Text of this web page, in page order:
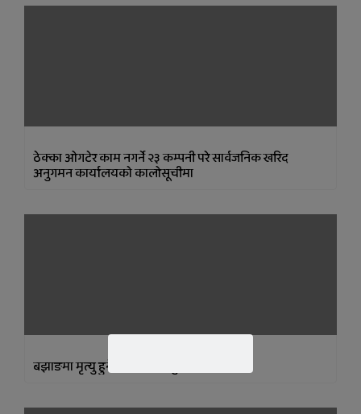
ठेक्का ओगटेर काम नगर्ने २३ कम्पनी परे सार्वजनिक खरिद
अनुगमन कार्यालयकाे कालोसूचीमा
बझाङमा मृत्यु हुनेको संख्या ७ पुग्यो